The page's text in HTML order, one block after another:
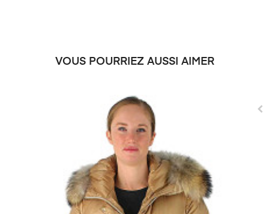
VOUS POURRIEZ AUSSI AIMER